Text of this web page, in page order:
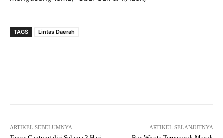
TAGS Lintas Daerah
ARTIKEL SEBELUMNYA ARTIKEL SELANJUTNYA